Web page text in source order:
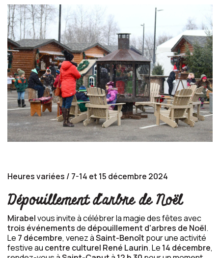
Heures variées / 7-14 et 15 décembre 2024
Dépouillement d'arbre de Noël
Mirabelvous invite à célébrer la magie des fêtes avec
trois événementsde dépouillement d'arbres de Noël.
Le 7 décembre, venez àSaint-Benoît pour une activité
festive au centre culturel René Laurin. Le 14 décembre,